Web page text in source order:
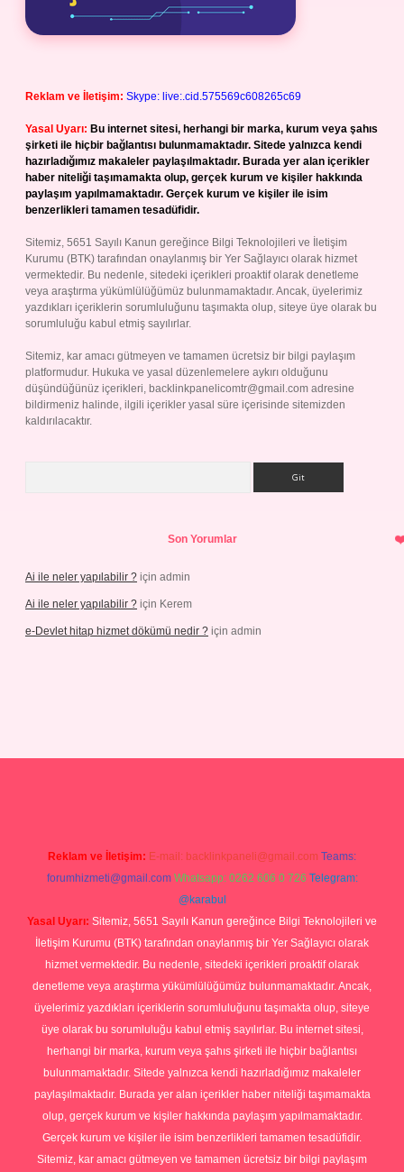
Reklam ve İletişim: Skype: live:.cid.575569c608265c69
Yasal Uyarı: Bu internet sitesi, herhangi bir marka, kurum veya şahıs
şirketi ile hiçbir bağlantısı bulunmamaktadır. Sitede yalnızca kendi
hazırladığımız makaleler paylaşılmaktadır. Burada yer alan içerikler
haber niteliği taşımamakta olup, gerçek kurum ve kişiler hakkında
paylaşım yapılmamaktadır. Gerçek kurum ve kişiler ile isim
benzerlikleri tamamen tesadüfidir.
Sitemiz, 5651 Sayılı Kanun gereğince Bilgi Teknolojileri ve İletişim
Kurumu (BTK) tarafından onaylanmış bir Yer Sağlayıcı olarak hizmet
vermektedir. Bu nedenle, sitedeki içerikleri proaktif olarak denetleme
veya araştırma yükümlülüğümüz bulunmamaktadır. Ancak, üyelerimiz
yazdıkları içeriklerin sorumluluğunu taşımakta olup, siteye üye olarak bu
sorumluluğu kabul etmiş sayılırlar.
Sitemiz, kar amacı gütmeyen ve tamamen ücretsiz bir bilgi paylaşım
platformudur. Hukuka ve yasal düzenlemelere aykırı olduğunu
düşündüğünüz içerikleri, backlinkpanelicomtr@gmail.com adresine
bildirmeniz halinde, ilgili içerikler yasal süre içerisinde sitemizden
kaldırılacaktır.
Son Yorumlar
Ai ile neler yapılabilir ? için admin
Ai ile neler yapılabilir ? için Kerem
e-Devlet hitap hizmet dökümü nedir ? için admin
Reklam ve İletişim: E-mail: backlinkpaneli@gmail.com Teams:
forumhizmeti@gmail.com Whatsapp: 0262 606 0 726 Telegram:
@karabul
Yasal Uyarı: Sitemiz, 5651 Sayılı Kanun gereğince Bilgi Teknolojileri ve
İletişim Kurumu (BTK) tarafından onaylanmış bir Yer Sağlayıcı olarak
hizmet vermektedir. Bu nedenle, sitedeki içerikleri proaktif olarak
denetleme veya araştırma yükümlülüğümüz bulunmamaktadır. Ancak,
üyelerimiz yazdıkları içeriklerin sorumluluğunu taşımakta olup, siteye
üye olarak bu sorumluluğu kabul etmiş sayılırlar. Bu internet sitesi,
herhangi bir marka, kurum veya şahıs şirketi ile hiçbir bağlantısı
bulunmamaktadır. Sitede yalnızca kendi hazırladığımız makaleler
paylaşılmaktadır. Burada yer alan içerikler haber niteliği taşımamakta
olup, gerçek kurum ve kişiler hakkında paylaşım yapılmamaktadır.
Gerçek kurum ve kişiler ile isim benzerlikleri tamamen tesadüfidir.
Sitemiz, kar amacı gütmeyen ve tamamen ücretsiz bir bilgi paylaşım